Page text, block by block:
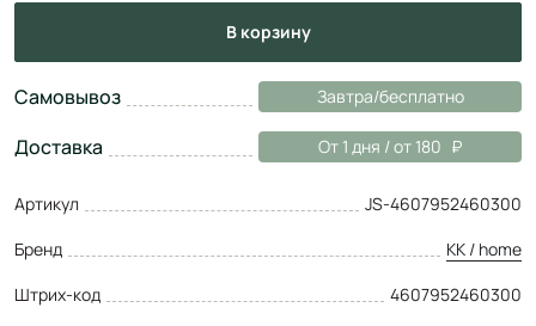
в корзину
Самовывоз Завтра/бесплатно
Доставка От 1 дня / от 180
Артикул
JS-4607952460300
Бренд
KK / home
Штрих-код
4607952460300